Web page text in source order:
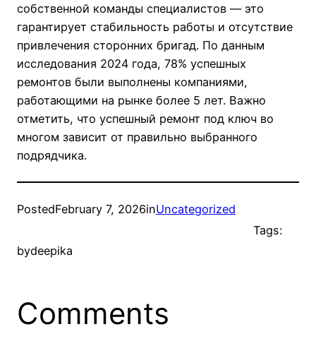
собственной команды специалистов — это
гарантирует стабильность работы и отсутствие
привлечения сторонних бригад. По данным
исследования 2024 года, 78% успешных
ремонтов были выполнены компаниями,
работающими на рынке более 5 лет. Важно
отметить, что успешный ремонт под ключ во
многом зависит от правильно выбранного
подрядчика.
PostedFebruary 7, 2026inUncategorized
bydeepika
Tags:
Comments